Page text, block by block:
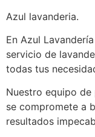
Azul lavanderia.
En Azul
servicio de
todas tus
Nuestro equipo
se compromete a
resultados